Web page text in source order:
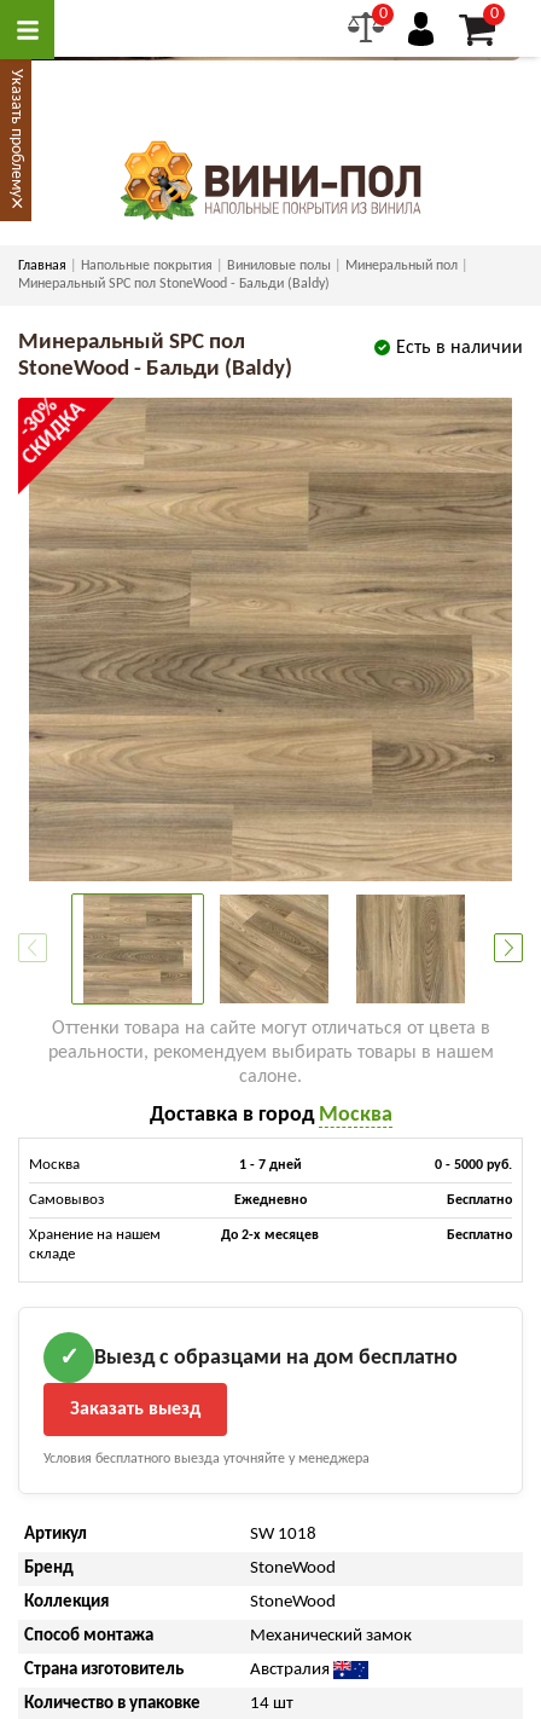
0 0
Главная Напольные покрытия Виниловые полы
Минеральный пол
Минеральный SPC пол StoneWood - Бальди (Baldy)
Есть в наличии
Минеральный SPC пол
StoneWood - Бальди (Baldy)
-30%
СКИДКА
Оттенки товара на сайте могут отличаться от цвета в
реальности, рекомендуем выбирать товары в нашем
салоне.
Доставка в город Москва
Москва 1 - 7 дней 0 - 5000 руб.
Самовывоз Ежедневно Бесплатно
Хранение на нашем
складе
До 2-х месяцев Бесплатно
✓ Выезд с образцами на дом бесплатно
Заказать выезд
Условия бесплатного выезда уточняйте у менеджера
Артикул
SW 1018
Бренд
StoneWood
Коллекция
StoneWood
Способ монтажа
Механический замок
Страна изготовитель
Австралия
Количество в упаковке
14 шт
Указать проблему
×